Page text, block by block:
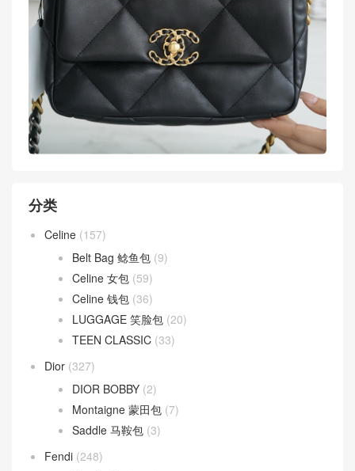
分类
Celine (157)
Belt Bag 鲶鱼包 (9)
Celine 女包 (59)
Celine 钱包 (36)
LUGGAGE 笑脸包 (20)
TEEN CLASSIC (33)
Dior (327)
DIOR BOBBY (2)
Montaigne 蒙田包 (7)
Saddle 马鞍包 (3)
Fendi (248)